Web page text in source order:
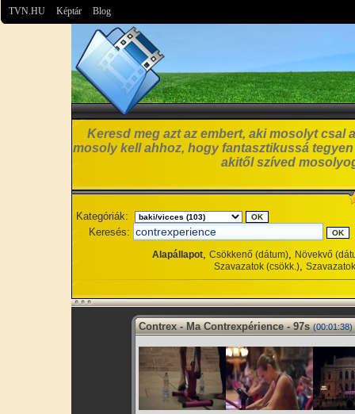
TVN.HU Képtár Blog
Keresd meg azt az embert, aki mosolyt csal
mosoly kell ahhoz, hogy fantasztikussá
akitől szíved
Kategóriák:
Keresés:
Alapállapot, Csökkenő (dátum), Növekvő
Szavazatok (csökk.),
Contrex - Ma Contrexpérience - 97s (00:01:38)